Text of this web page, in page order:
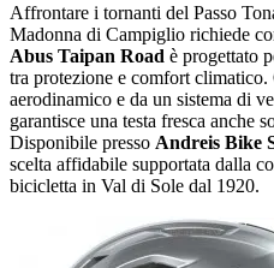
Affrontare i tornanti del Passo
Madonna di Campiglio richiede
Abus Taipan Road è progettato
tra protezione e comfort climatico.
aerodinamico e da un sistema di
garantisce una testa fresca anche
Disponibile presso Andreis Bike
scelta affidabile supportata dalla
bicicletta in Val di Sole dal 1920.